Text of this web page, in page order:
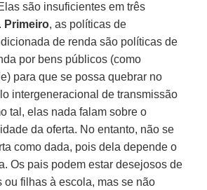
são insuficientes em três
Primeiro, as políticas de
de renda são políticas de
por bens públicos (como
para que se possa quebrar no
intergeneracional de transmissão
tal, elas nada falam sobre o
da oferta. No entanto, não se
como dada, pois dela depende o
Os pais podem estar desejosos de
ou filhas à escola, mas se não